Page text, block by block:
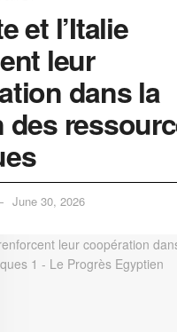
et l’Italie
leur
dans la
des
June 30, 2026